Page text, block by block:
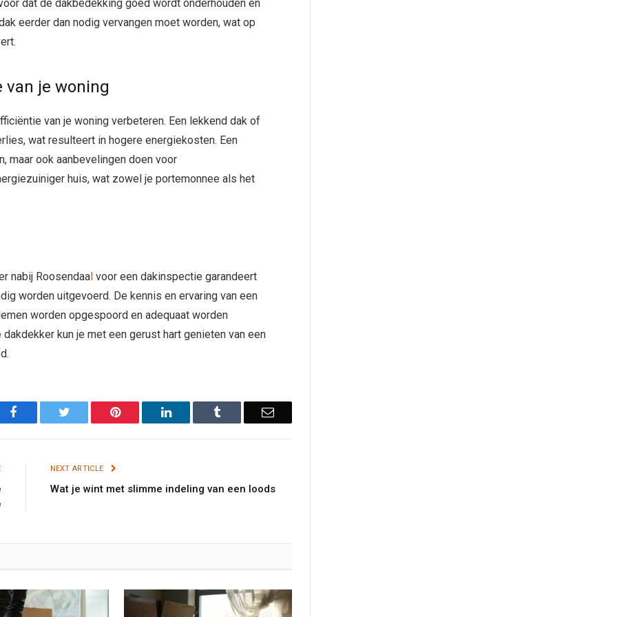
dat de dakbedekking goed wordt onderhouden en
eerder dan nodig vervangen moet worden, wat op
van je woning
van je woning verbeteren. Een lekkend dak of
wat resulteert in hogere energiekosten. Een
maar ook aanbevelingen doen voor
huis, wat zowel je portemonnee als het
nabij Roosendaal voor een dakinspectie garandeert
worden uitgevoerd. De kennis en ervaring van een
worden opgespoord en adequaat worden
kun je met een gerust hart genieten van een
Facebook Twitter Pinterest LinkedIn Tumblr Email
NEXT ARTICLE
Wat je wint met slimme indeling van een loods